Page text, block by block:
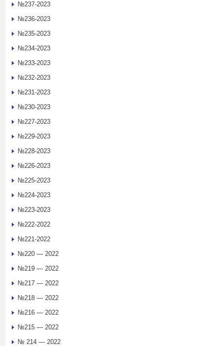
№237-2023
№236-2023
№235-2023
№234-2023
№233-2023
№232-2023
№231-2023
№230-2023
№227-2023
№229-2023
№228-2023
№226-2023
№225-2023
№224-2023
№223-2023
№222-2022
№221-2022
№220 — 2022
№219 — 2022
№217 — 2022
№218 — 2022
№216 — 2022
№215 — 2022
№ 214 — 2022